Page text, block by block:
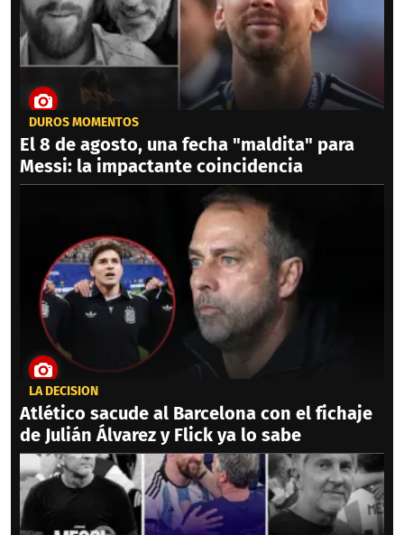
DUROS MOMENTOS
El 8 de agosto, una fecha "maldita" para
Messi: la impactante coincidencia
LA DECISIÓN
Atlético sacude al Barcelona con el fichaje
de Julián Álvarez y Flick ya lo sabe